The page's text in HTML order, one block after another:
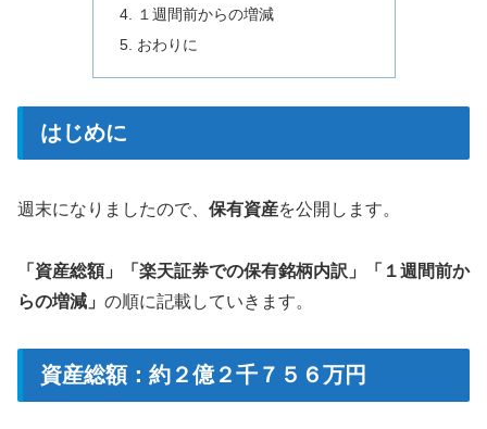
１週間前からの増減
おわりに
はじめに
週末になりましたので、 保有資産を公開します。
「資産総額」「楽天証券での保有銘柄内訳」「１週間前か
らの増減」 の順に記載していきます。
資産総額：約２億２千７５６万円